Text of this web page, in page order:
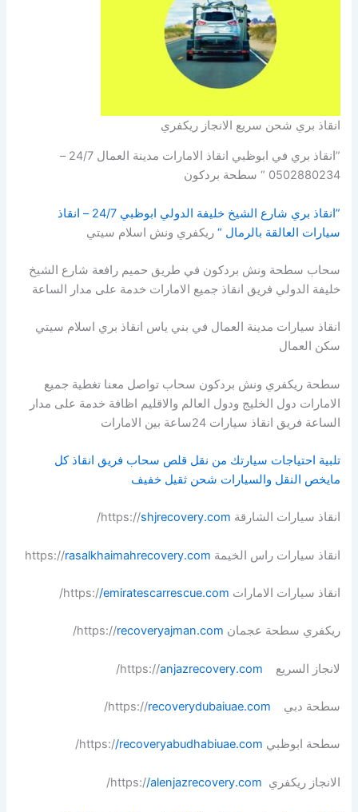
انقاذ بري شحن سريع الانجاز ريكفري
”انقاذ بري في ابوظبي انقاذ الامارات مدينة العمال 24/7 –
0502880234 “ سطحة بردكون
”انقاذ بري شارع الشيخ خليفة الدولي ابوظبي 24/7 – انقاذ
سيارات العالقة بالرمال “ ريكفري ونش اسلام سيتي
سحاب سطحة ونش بردكون في طريق حميم رافعة شارع الشيخ
خليفة الدولي فريق انقاذ جميع الامارات خدمة على مدار الساعة
انقاذ سيارات مدينة العمال في بني ياس انقاذ بري اسلام سيتي
سكن العمال
سطحة ريكفري ونش بردكون سحاب تواصل معنا تغطية جميع
الامارات دول الخليج ودول العالم والاقليم اظافة خدمة على مدار
الساعة فريق انقاذ سيارات 24ساعة بين الامارات
تلبية احتياجات سيارتك من نقل قلص سحاب فريق انقاذ كل
مايخص النقل والسيارات شحن ثقيل خفيف
انقاذ سيارات الشارقة https:// shjrecovery.com
/
انقاذ سيارات راس الخيمة https:// rasalkhaimahrecovery.com
انقاذ سيارات الامارات https:/ /emiratescarrescue.com
/
ريكفري سطحة عجمان https:// recoveryajman.com
/
لانجاز السريع https:// anjazrecovery.com
/
سطحة دبي https:// recoverydubaiuae.com
/
سطحة ابوظبي https:/ /recoveryabudhabiuae.com
/
الانجاز ريكفري https:/ /alenjazrecovery.com
/